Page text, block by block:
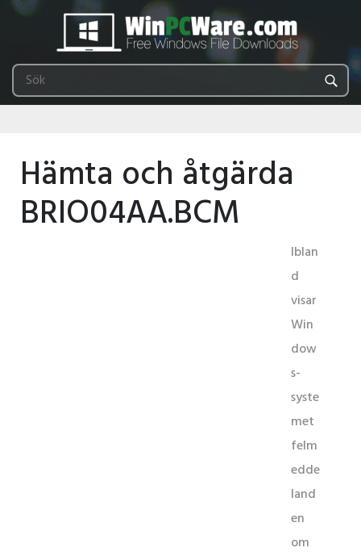
Hämta och åtgärda
BRIO04AA.BCM
Iblan
d
visar
Win
dow
s-
syste
met
felm
edde
land
en
om